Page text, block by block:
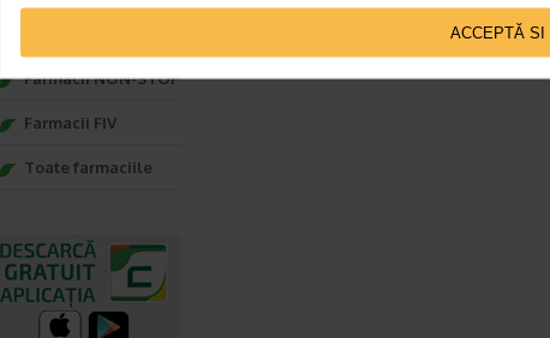
ACCEPTĂ SI
Farmacii NON-STOP
Farmacii FIV
Toate farmaciile